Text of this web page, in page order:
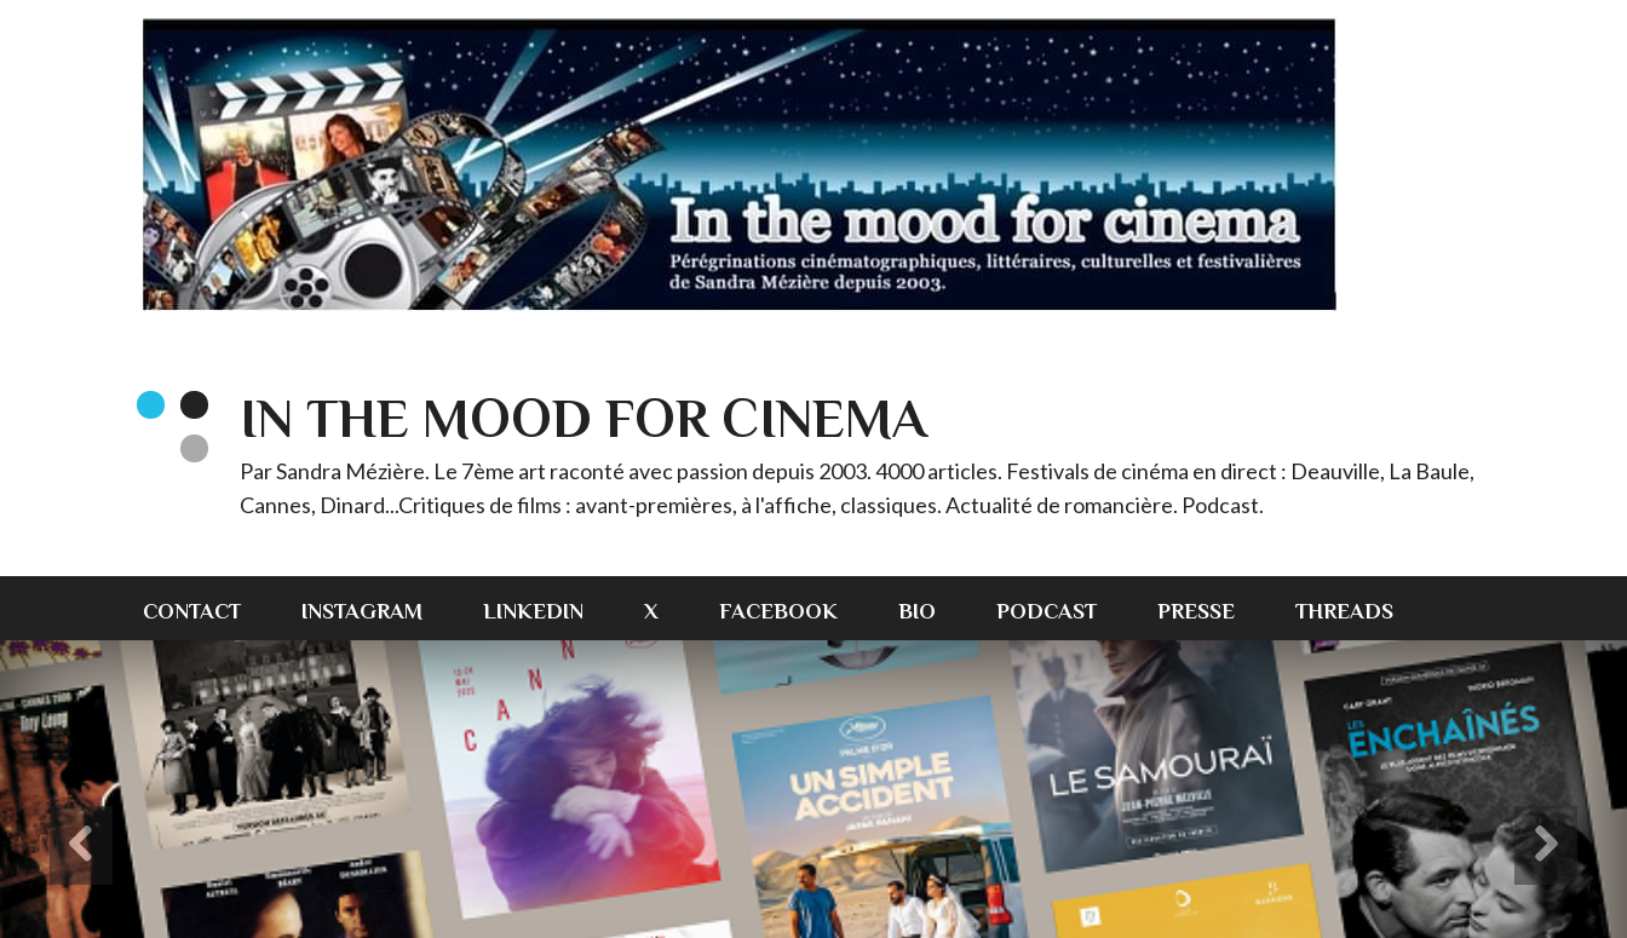
IN THE MOOD FOR CINEMA
Par Sandra Mézière. Le 7ème art raconté avec passion depuis 2003. 4000 articles. Festivals de cinéma en direct : Deauville, La Baule,
Cannes, Dinard...Critiques de films : avant-premières, à l'affiche, classiques. Actualité de romancière. Podcast.
CONTACT INSTAGRAM LINKEDIN X FACEBOOK BIO PODCAST PRESSE THREADS